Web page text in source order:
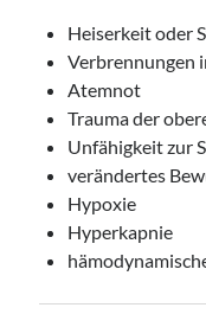
Heiserkeit oder
Verbrennungen
Atemnot
Trauma der
Unfähigkeit zur
verändertes
Hypoxie
Hyperkapnie